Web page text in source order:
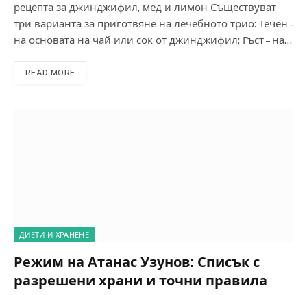
рецепта за джинджифил, мед и лимон Съществуват
три варианта за приготвяне на лечебното трио: Течен –
на основата на чай или сок от джинджифил; Гъст – на…
READ MORE
ДИЕТИ И ХРАНЕНЕ
Режим на Атанас Узунов: Списък с
разрешени храни и точни правила